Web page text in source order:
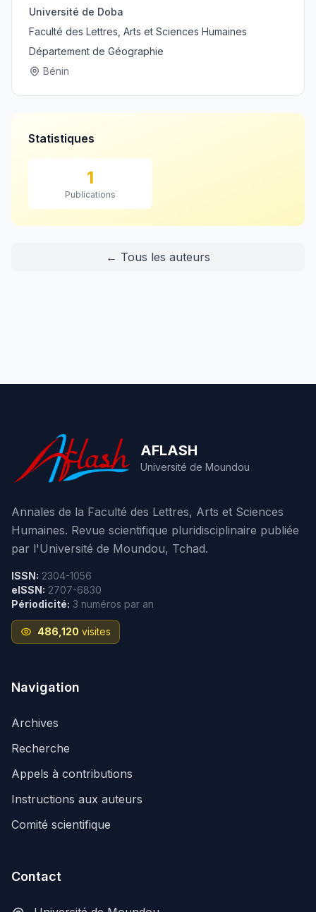
Université de Doba
Faculté des Lettres, Arts et Sciences Humaines
Département de Géographie
Bénin
Statistiques
1
Publications
← Tous les auteurs
AFLASH
Université de Moundou
Annales de la Faculté des Lettres, Arts et Sciences
Humaines. Revue scientifique pluridisciplinaire publiée
par l'Université de Moundou, Tchad.
ISSN: 2304-1056
eISSN: 2707-6830
Périodicité: 3 numéros par an
486,120 visites
Navigation
Archives
Recherche
Appels à contributions
Instructions aux auteurs
Comité scientifique
Contact